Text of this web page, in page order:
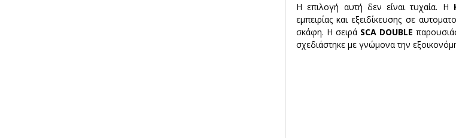
Η επιλογή αυτή δεν είναι τυχαία. Η
εμπειρίας και εξειδίκευσης σε
σκάφη. Η σειρά SCA DOUBLE
σχεδιάστηκε με γνώμονα την